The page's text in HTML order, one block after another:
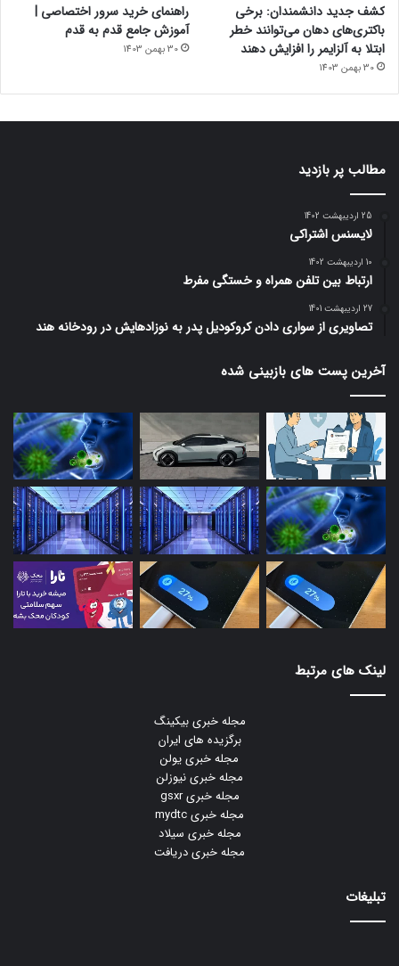
کشف جدید دانشمندان: برخی
باکتری‌های دهان می‌توانند خطر
ابتلا به آلزایمر را افزایش دهند
30 بهمن 1403
راهنمای خرید سرور اختصاصی |
آموزش جامع قدم به قدم
30 بهمن 1403
مطالب پر بازدید
25 اردیبهشت 1402
لایسنس اشتراکی
10 اردیبهشت 1402
ارتباط بین تلفن همراه و خستگی مفرط
27 اردیبهشت 1401
تصاویری از سواری دادن کروکودیل پدر به نوزادهایش در رودخانه هند
آخرین پست های بازبینی شده
لینک های مرتبط
مجله خبری بیکینگ
برگزیده های ایران
مجله خبری یولن
مجله خبری نیوزلن
مجله خبری gsxr
مجله خبری mydtc
مجله خبری سیلاد
مجله خبری دریافت
تبلیغات